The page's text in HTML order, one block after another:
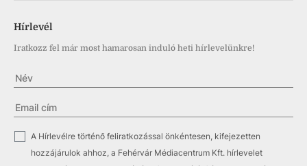
Hírlevél
Iratkozz fel már most hamarosan induló heti hírlevelünkre!
✓
A Hírlevélre történő feliratkozással önkéntesen, kifejezetten
hozzájárulok ahhoz, a Fehérvár Médiacentrum Kft. hírlevelet